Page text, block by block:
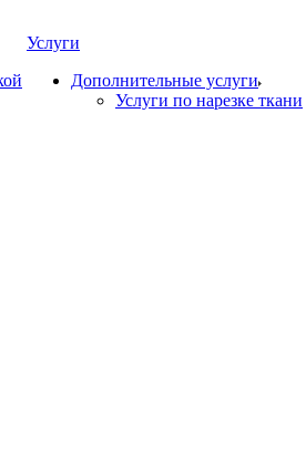
Услуги
Дополнительные услуги
Услуги по нарезке ткани